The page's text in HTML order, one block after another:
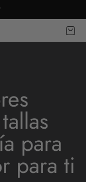
Open
para
para ti